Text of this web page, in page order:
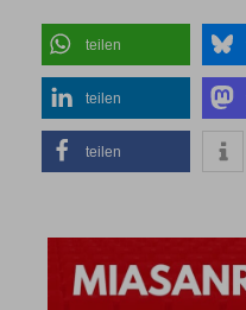
teilen
teilen
teilen